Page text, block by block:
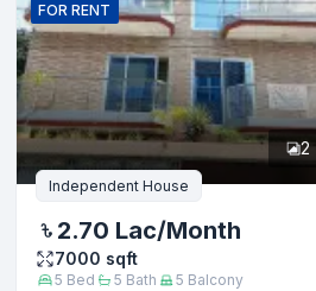
FOR RENT
2
Independent House
2.70 Lac/Month
7000 sqft
5 Bed 5 Bath 5 Balcony